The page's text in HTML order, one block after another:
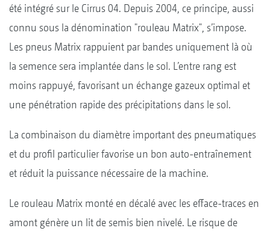
été intégré sur le Cirrus 04. Depuis 2004, ce principe, aussi
connu sous la dénomination "rouleau Matrix", s’impose.
Les pneus Matrix rappuient par bandes uniquement là où
la semence sera implantée dans le sol. L’entre rang est
moins rappuyé, favorisant un échange gazeux optimal et
une pénétration rapide des précipitations dans le sol.
La combinaison du diamètre important des pneumatiques
et du profil particulier favorise un bon auto-entraînement
et réduit la puissance nécessaire de la machine.
Le rouleau Matrix monté en décalé avec les efface-traces en
amont génère un lit de semis bien nivelé. Le risque de